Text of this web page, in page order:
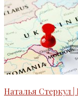
Наталья Стеркул